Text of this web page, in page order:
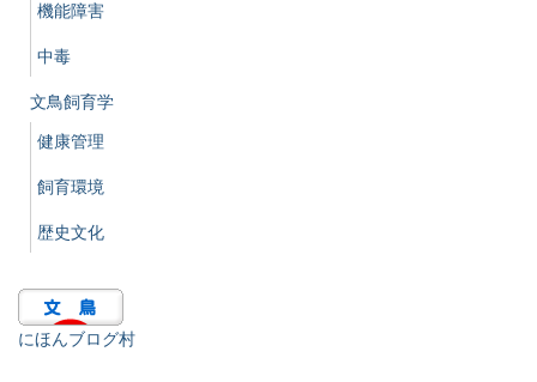
機能障害
中毒
文鳥飼育学
健康管理
飼育環境
歴史文化
にほんブログ村